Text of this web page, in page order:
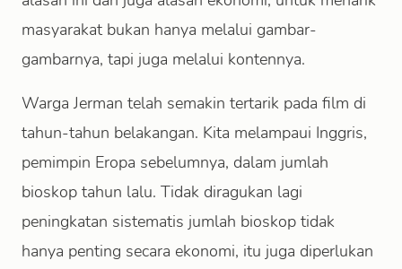
masyarakat bukan hanya melalui gambar-
gambarnya, tapi juga melalui kontennya.
Warga Jerman telah semakin tertarik pada film di
tahun-tahun belakangan. Kita melampaui Inggris,
pemimpin Eropa sebelumnya, dalam jumlah
bioskop tahun lalu. Tidak diragukan lagi
peningkatan sistematis jumlah bioskop tidak
hanya penting secara ekonomi, itu juga diperlukan